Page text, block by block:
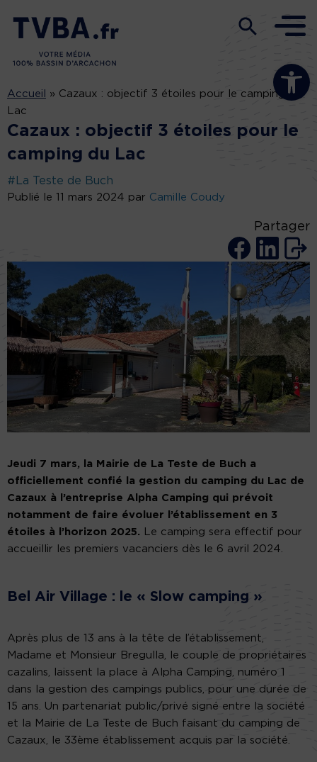
Ouvrir la
Accueil » Cazaux : objectif 3 étoiles pour le camping du
Lac
Cazaux : objectif 3 étoiles pour le
camping du Lac
#La Teste de Buch
Publié le 11 mars 2024 par Camille Coudy
Partager
Jeudi 7 mars, la Mairie de La Teste de Buch a
officiellement confié la gestion du camping du Lac de
Cazaux à l’entreprise Alpha Camping qui prévoit
notamment de faire évoluer l’établissement en 3
étoiles à l’horizon 2025. Le camping sera effectif pour
accueillir les premiers vacanciers dès le 6 avril 2024.
Bel Air Village : le « Slow camping »
Après plus de 13 ans à la tête de l’établissement,
Madame et Monsieur Bregulla, le couple de propriétaires
cazalins, laissent la place à Alpha Camping, numéro 1
dans la gestion des campings publics, pour une durée de
15 ans. Un partenariat public/privé signé entre la société
et la Mairie de La Teste de Buch faisant du camping de
Cazaux, le 33ème établissement acquis par la société.